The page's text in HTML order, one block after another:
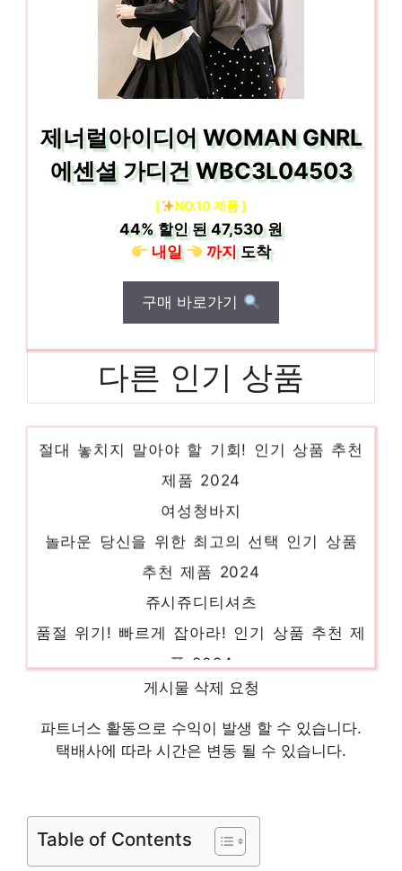
제너럴아이디어 WOMAN GNRL
에센셜 가디건 WBC3L04503
[ NO.10 제품 ]
44%할인 된47,530 원
내일
까지도착
구매 바로가기
다른 인기 상품
bcbg블라우스
절대 놓치지 말아야 할 기회! 인기 상품 추천
제품 2024
여성청바지
놀라운 당신을 위한 최고의 선택 인기 상품
추천 제품 2024
쥬시쥬디티셔츠
품절 위기! 빠르게 잡아라! 인기 상품 추천 제
품 2024
니트나시
천 제품 2024
품 2024
지오다노
게시물 삭제 요청
파트너스 활동으로 수익이 발생 할 수 있습니다.
택배사에 따라 시간은 변동 될 수 있습니다.
Table of Contents